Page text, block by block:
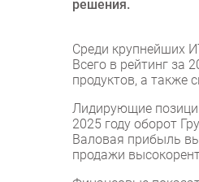
решения.
Среди крупнейших
Всего в рейтинг за
продуктов, а также
Лидирующие
2025 году оборот
Валовая прибыль
продажи